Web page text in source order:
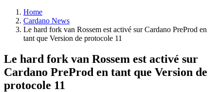
Home
Cardano News
Le hard fork van Rossem est activé sur Cardano PreProd en
tant que Version de protocole 11
Le hard fork van Rossem est activé sur
Cardano PreProd en tant que Version de
protocole 11